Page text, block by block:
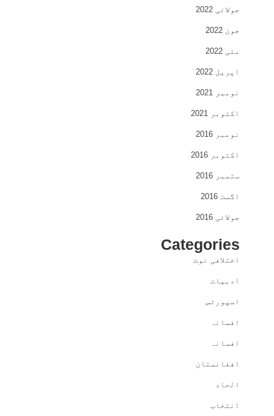
جولائی 2022
جون 2022
مئی 2022
اپریل 2022
نومبر 2021
اکتوبر 2021
نومبر 2016
اکتوبر 2016
ستمبر 2016
اگست 2016
جولائی 2016
Categories
اختلافی نوٹ
ادبیات
اسپورٹس
افسانہ
افسانہ
افغانستان
الحاد
انتخاب